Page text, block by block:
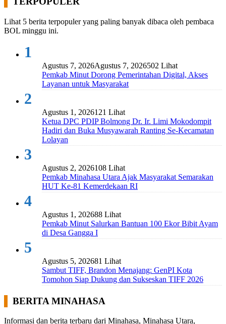
Lihat 5 berita terpopuler yang paling banyak dibaca oleh pembaca
BOL minggu ini.
1
Agustus 7, 2026Agustus 7, 2026502 Lihat
Pemkab Minut Dorong Pemerintahan Digital, Akses
Layanan untuk Masyarakat
2
Agustus 1, 2026121 Lihat
Ketua DPC PDIP Bolmong Dr. Ir. Limi Mokodompit
Hadiri dan Buka Musyawarah Ranting Se-Kecamatan
Lolayan
3
Agustus 2, 2026108 Lihat
Pemkab Minahasa Utara Ajak Masyarakat Semarakan
HUT Ke-81 Kemerdekaan RI
4
Agustus 1, 202688 Lihat
Pemkab Minut Salurkan Bantuan 100 Ekor Bibit Ayam
di Desa Gangga I
5
Agustus 5, 202681 Lihat
Sambut TIFF, Brandon Menajang: ​GenPI Kota
Tomohon Siap Dukung dan Sukseskan TIFF 2026
BERITA MINAHASA
Informasi dan berita terbaru dari Minahasa, Minahasa Utara,